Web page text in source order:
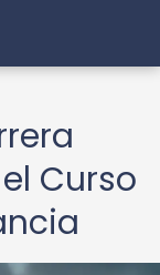
Curso